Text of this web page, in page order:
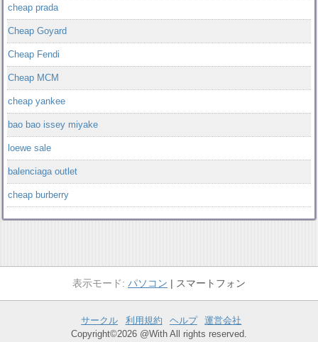
cheap prada
Cheap Goyard
Cheap Fendi
Cheap MCM
cheap yankee
bao bao issey miyake
loewe sale
balenciaga outlet
cheap burberry
パソコン スマートフォン
サークル 利用規約 ヘルプ
運営会社
Copyright©2026 @With All rights reserved.